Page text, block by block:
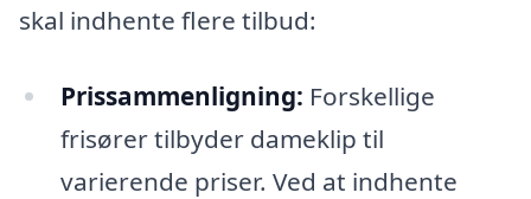
skal indhente flere tilbud:
Prissammenligning: Forskellige
frisører tilbyder dameklip til
varierende priser. Ved at indhente